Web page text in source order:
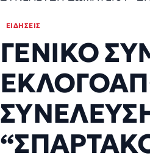
ΕΙΔΉΣΕΙΣ
ΓΕΝΙΚΟ